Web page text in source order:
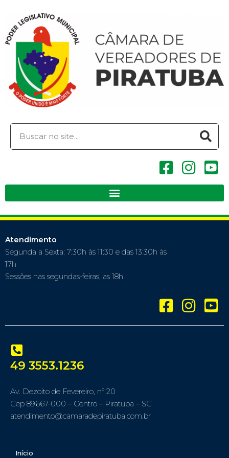
Atendimento
Segunda a Sexta: 7:30h às 11:30 e das 13:30h às
17h
Sessões nas segundas-feiras, as 18h
49 3553.1236
Av. Dezoito de Fevereiro, nº 20
Cep 89667-000 – Centro – Piratuba – SC
atendimento@camaradepiratuba.com.br
Início